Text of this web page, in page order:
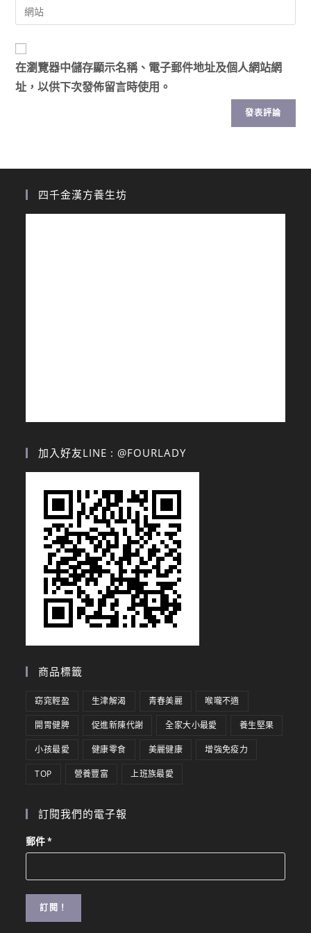
在瀏覽器中儲存顯示名稱、電子郵件地址及個人網站網
址，以供下次發佈留言時使用。
四千金漢方養生坊
加入好友LINE : @FOURLADY
商品標籤
窈窕輕盈 生津解渴 青春美麗 喉嚨不適
開胃健脾 促進新陳代謝 全家大小最愛 養生堅果
小孩最愛 健康零食 美麗健康 增強免疫力
TOP 營養豐富 上班族最愛
訂閱我們的電子報
郵件*